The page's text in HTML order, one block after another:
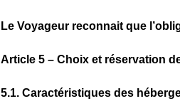
Le Voyageur reconnait que
Article 5 – Choix et réservation
5.1. Caractéristiques des